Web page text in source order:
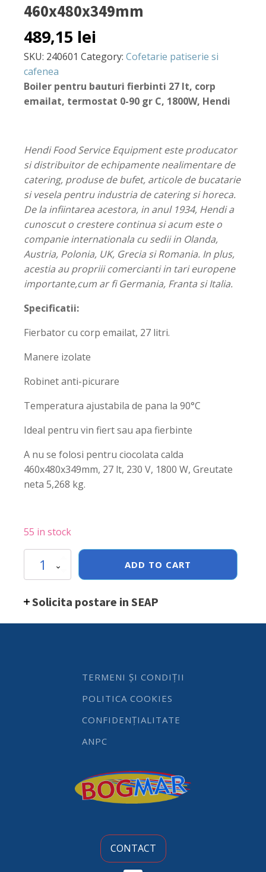
460x480x349mm
489,15 lei
SKU: 240601 Category: Cofetarie patiserie si
cafenea
Boiler pentru bauturi fierbinti 27 lt, corp
emailat, termostat 0-90 gr C, 1800W, Hendi
Hendi Food Service Equipment este producator
si distribuitor de echipamente nealimentare de
catering, produse de bufet, articole de bucatarie
si vesela pentru industria de catering si horeca.
De la infiintarea acestora, in anul 1934, Hendi a
cunoscut o crestere continua si acum este o
companie internationala cu sedii in Olanda,
Austria, Polonia, UK, Grecia si Romania. In plus,
acestia au propriii comercianti in tari europene
importante,cum ar fi Germania, Franta si Italia.
Specificatii:
Fierbator cu corp emailat, 27 litri.
Manere izolate
Robinet anti-picurare
Temperatura ajustabila de pana la 90°C
Ideal pentru vin fiert sau apa fierbinte
A nu se folosi pentru ciocolata calda
460x480x349mm, 27 lt, 230 V, 1800 W, Greutate
neta 5,268 kg.
55 in stock
Boiler
pentru
bauturi
27
ADD TO CART
Solicita postare in SEAP
TERMENI ȘI CONDIȚII
POLITICA COOKIES
CONFIDENȚIALITATE
ANPC
CONTACT